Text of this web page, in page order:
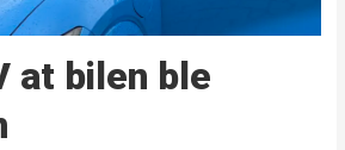
at bilen ble